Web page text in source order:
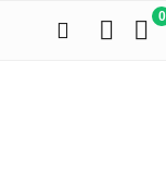
0